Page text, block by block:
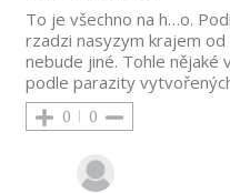
To je všechno na h…o.
rzadzi nasyzym krajem
nebude jiné. Tohle
podle parazity
0 0